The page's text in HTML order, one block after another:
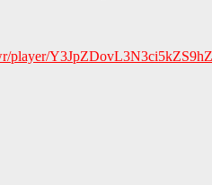
player/